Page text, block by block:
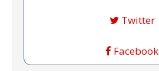
Twitter
Facebook